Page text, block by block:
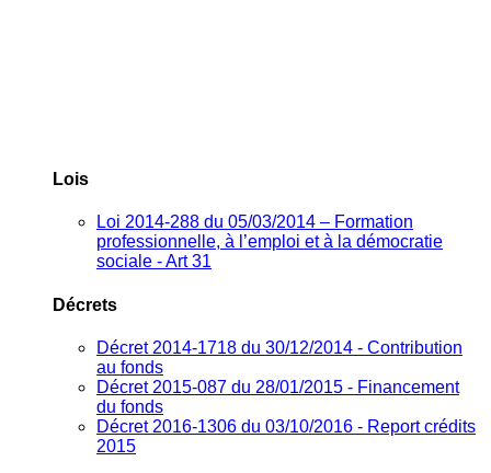
Lois
Loi 2014-288 du 05/03/2014 – Formation
professionnelle, à l’emploi et à la démocratie
sociale - Art 31
Décrets
Décret 2014-1718 du 30/12/2014 - Contribution
au fonds
Décret 2015-087 du 28/01/2015 - Financement
du fonds
Décret 2016-1306 du 03/10/2016 - Report crédits
2015